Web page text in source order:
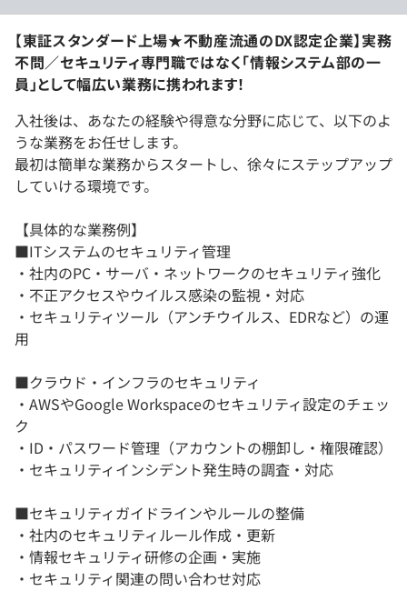
【東証スタンダード上場★不動産流通のDX認定企業】実務
不問／セキュリティ専門職ではなく「情報システム部の一
員」として幅広い業務に携われます！
入社後は、あなたの経験や得意な分野に応じて、以下のよ
うな業務をお任せします。
最初は簡単な業務からスタートし、徐々にステップアップ
していける環境です。
【具体的な業務例】
■ITシステムのセキュリティ管理
・社内のPC・サーバ・ネットワークのセキュリティ強化
・不正アクセスやウイルス感染の監視・対応
・セキュリティツール（アンチウイルス、EDRなど）の運
用
■クラウド・インフラのセキュリティ
・AWSやGoogle Workspaceのセキュリティ設定のチェッ
ク
・ID・パスワード管理（アカウントの棚卸し・権限確認）
・セキュリティインシデント発生時の調査・対応
■セキュリティガイドラインやルールの整備
・社内のセキュリティルール作成・更新
・情報セキュリティ研修の企画・実施
・セキュリティ関連の問い合わせ対応